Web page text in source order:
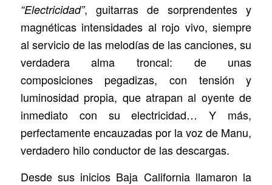
“Electricidad”, guitarras de sorprendentes y
magnéticas intensidades al rojo vivo, siempre
al servicio de las melodías de las canciones, su
verdadera alma troncal: de unas
composiciones pegadizas, con tensión y
luminosidad propia, que atrapan al oyente de
inmediato con su electricidad… Y más,
perfectamente encauzadas por la voz de Manu,
verdadero hilo conductor de las descargas.
Desde sus inicios Baja California llamaron la